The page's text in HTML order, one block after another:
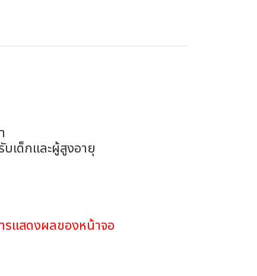
เด็กและผู้สูงอายุ
รแสดงผลของหน้าจอ